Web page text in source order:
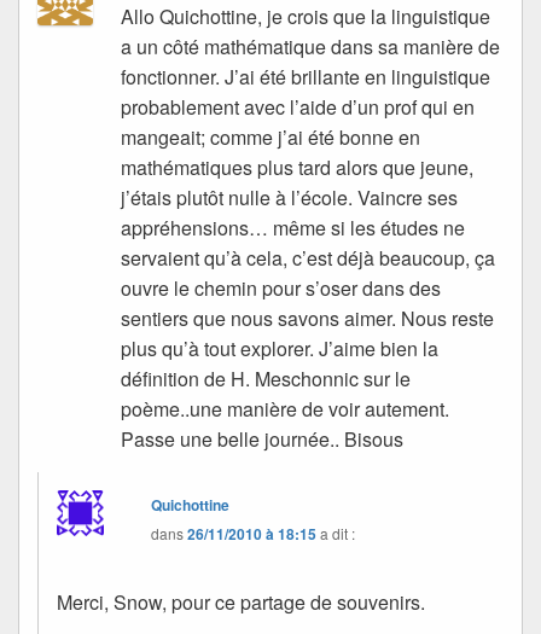
Allo Quichottine, je crois que la linguistique
a un côté mathématique dans sa manière de
fonctionner. J’ai été brillante en linguistique
probablement avec l’aide d’un prof qui en
mangeait; comme j’ai été bonne en
mathématiques plus tard alors que jeune,
j’étais plutôt nulle à l’école. Vaincre ses
appréhensions… même si les études ne
servaient qu’à cela, c’est déjà beaucoup, ça
ouvre le chemin pour s’oser dans des
sentiers que nous savons aimer. Nous reste
plus qu’à tout explorer. J’aime bien la
définition de H. Meschonnic sur le
poème..une manière de voir autement.
Passe une belle journée.. Bisous
Quichottine
dans26/11/2010 à 18:15a dit :
Merci, Snow, pour ce partage de souvenirs.